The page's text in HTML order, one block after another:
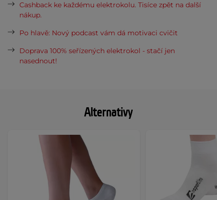
Alternativy
Cashback ke každému elektrokolu. Tisíce zpět na další
nákup.
Po hlavě: Nový podcast vám dá motivaci cvičit
Doprava 100% seřízených elektrokol - stačí jen
nasednout!